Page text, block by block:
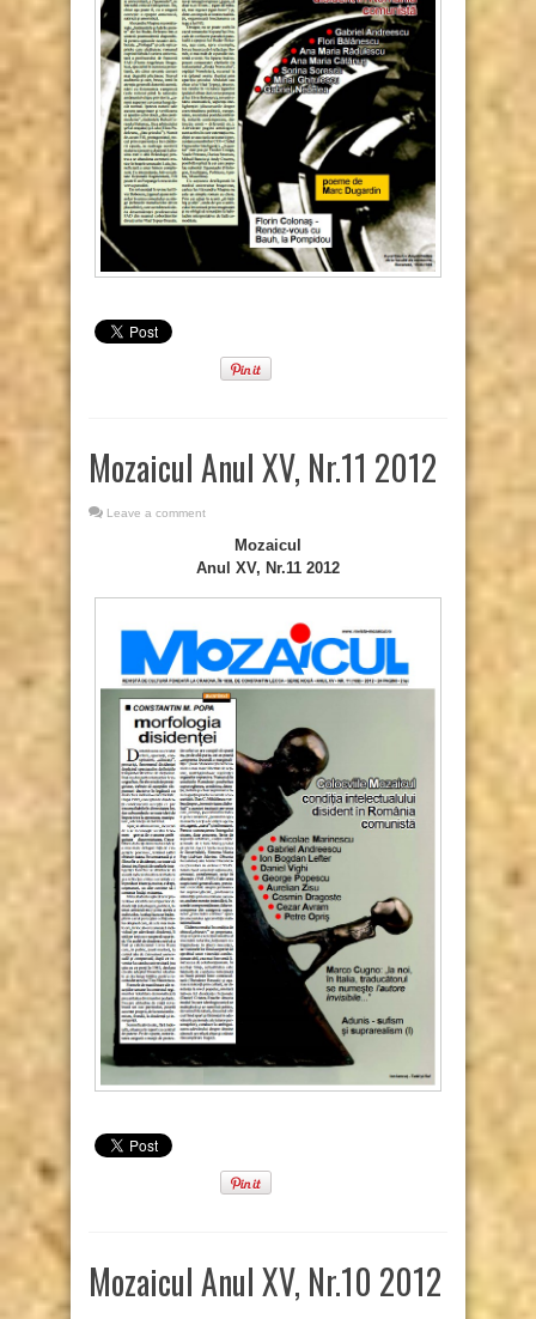
Mozaicul Anul XV, Nr.11 2012
Leave a comment
Mozaicul
Anul XV, Nr.11 2012
Mozaicul Anul XV, Nr.10 2012